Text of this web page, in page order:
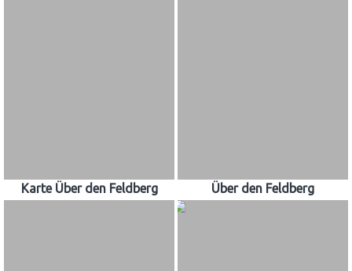
Karte Über den Feldberg Über den Feldberg